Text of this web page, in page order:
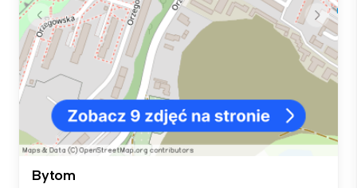
Bytom